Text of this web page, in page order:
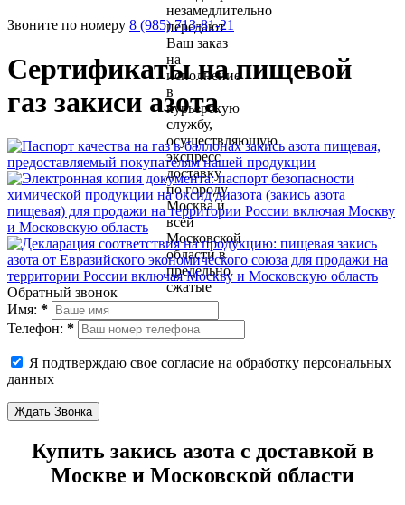
Звоните по номеру 8 (985) 713-81-21
Сертификаты на пищевой
газ закиси азота
Обратный звонок
Имя: *
Телефон: *
Я подтверждаю свое согласие на обработку персональных
данных
Ждать Звонка
Купить закись азота с доставкой в
Москве и Московской области